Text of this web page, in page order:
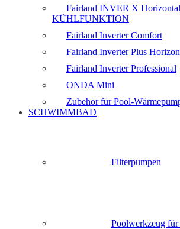
Fairland INVER X
KÜHLFUNKTION
Fairland Inverter Comfort
Fairland Inverter Plus
Fairland Inverter Professional
ONDA Mini
Zubehör für Pool-
SCHWIMMBAD
Filterpumpen
Poolwerkzeug